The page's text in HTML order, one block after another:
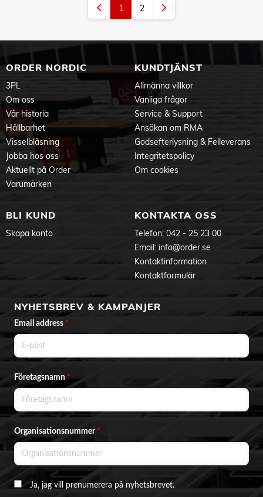
1 2
ORDER NORDIC
3PL
Om oss
Vår historia
Hållbarhet
Visselblåsning
Jobba hos oss
Aktuellt på Order
Varumärken
KUNDTJÄNST
Allmänna villkor
Vanliga frågor
Service & Support
Ansökan om RMA
Godsefterlysning & Felleverans
Integritetspolicy
Om cookies
BLI KUND
Skapa konto
KONTAKTA OSS
Telefon: 042 - 25 23 00
Email: info@order.se
Kontaktinformation
Kontaktformulär
NYHETSBREV & KAMPANJER
Email address *
Företagsnamn*
Organisationsnummer *
Ja, jag vill prenumerera på nyhetsbrevet.